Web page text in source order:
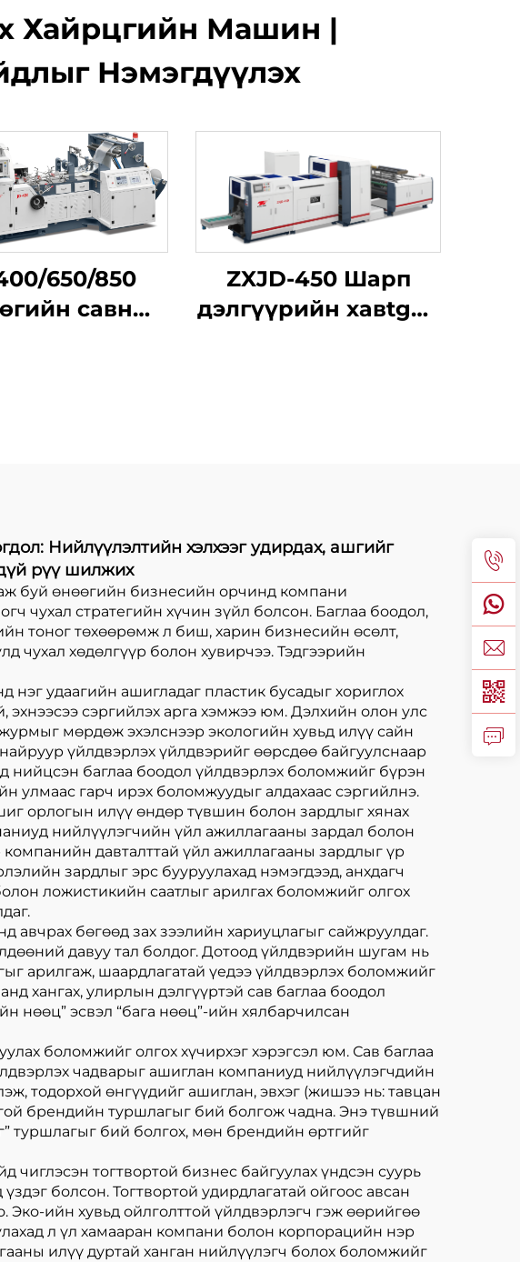
Хайрцгийн Машин |
Нэмэгдүүлэх
650/850
савны
ZXJD-450 Шарп
дэлгүүрийн хавtgай
Нийлүүлэлтийн хэлхээг удирдах, ашгийг
рүү шилжих
буй өнөөгийн бизнесийн орчинд компани
чухал стратегийн хүчин зүйл болсон. Баглаа боодол,
тоног төхөөрөмж л биш, харин бизнесийн өсөлт,
чухал хөдөлгүүр болон хувирчээ. Тэдгээрийн
удаагийн ашигладаг пластик бусадыг хориглох
сэргийлэх арга хэмжээ юм. Дэлхийн олон улс
мөрдөж эхэлснээр экологийн хувьд илүү сайн
үйлдвэрлэх үйлдвэрийг өөрсдөө байгуулснаар
нийцсэн баглаа боодол үйлдвэрлэх боломжийг бүрэн
улмаас гарч ирэх боломжуудыг алдахаас сэргийлнэ.
орлогын илүү өндөр түвшин болон зардлыг хянах
нийлүүлэгчийн үйл ажиллагааны зардал болон
давталттай үйл ажиллагааны зардлыг үр
зардлыг эрс бууруулахад нэмэгдээд, анхдагч
ложистикийн саатлыг арилгах боломжийг олгох
бөгөөд зах зээлийн хариуцлагыг сайжруулдаг.
давуу тал болдог. Дотоод үйлдвэрийн шугам нь
арилгаж, шаардлагатай үедээ үйлдвэрлэх боломжийг
хангах, улирлын дэлгүүртэй сав баглаа боодол
нөөц” эсвэл “бага нөөц”-ийн хялбарчилсан
боломжийг олгох хүчирхэг хэрэгсэл юм. Сав баглаа
чадварыг ашиглан компаниуд нийлүүлэгчдийн
тодорхой өнгүүдийг ашиглан, эвхэг (жишээ нь: тавцан
брендийн туршлагыг бий болгож чадна. Энэ түвшний
туршлагыг бий болгох, мөн брендийн өртгийг
чиглэсэн тогтвортой бизнес байгуулах үндсэн суурь
болсон. Тогтвортой удирдлагатай ойгоос авсан
ийн хувьд ойлголттой үйлдвэрлэгч гэж өөрийгөө
л үл хамааран компани болон корпорацийн нэр
илүү дуртай ханган нийлүүлэгч болох боломжийг